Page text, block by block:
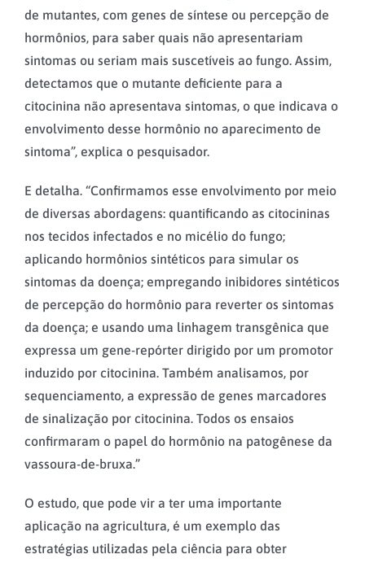
de mutantes, com genes de síntese ou percepção de
hormônios, para saber quais não apresentariam
sintomas ou seriam mais suscetíveis ao fungo. Assim,
detectamos que o mutante deficiente para a
citocinina não apresentava sintomas, o que indicava o
envolvimento desse hormônio no aparecimento de
sintoma”, explica o pesquisador.
E detalha. “Confirmamos esse envolvimento por meio
de diversas abordagens: quantificando as citocininas
nos tecidos infectados e no micélio do fungo;
aplicando hormônios sintéticos para simular os
sintomas da doença; empregando inibidores sintéticos
de percepção do hormônio para reverter os sintomas
da doença; e usando uma linhagem transgênica que
expressa um gene-repórter dirigido por um promotor
induzido por citocinina. Também analisamos, por
sequenciamento, a expressão de genes marcadores
de sinalização por citocinina. Todos os ensaios
confirmaram o papel do hormônio na patogênese da
vassoura-de-bruxa.”
O estudo, que pode vir a ter uma importante
aplicação na agricultura, é um exemplo das
estratégias utilizadas pela ciência para obter